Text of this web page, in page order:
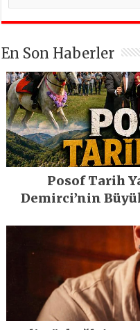
En Son Haberler
Posof Tarih
Demirci’nin